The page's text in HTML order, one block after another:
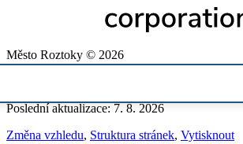
Město Roztoky © 2026
Poslední aktualizace: 7. 8. 2026
Změna vzhledu, Struktura stránek, Vytisknout